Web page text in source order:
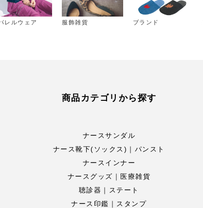
レルウェア 服飾雑貨 ブランド
商品カテゴリから探す
ナースサンダル
ナース靴下(ソックス)｜パンスト
ナースインナー
ナースグッズ｜医療雑貨
聴診器｜ステート
ナース印鑑｜スタンプ